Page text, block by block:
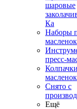
шаровые
Кa
Наборы
масленок
пресс-
масленок
Снято с
Ещё